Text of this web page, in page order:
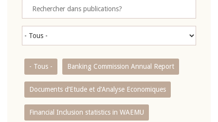
- Tous - Banking Commission Annual Report
Documents d’Etude et d’Analyse Economiques
Financial Inclusion statistics in WAEMU